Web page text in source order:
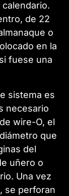
de 22
o
en la
fuese una
sistema es
necesario
wire-O, el
que
del
uñero o
Una vez
se perforan